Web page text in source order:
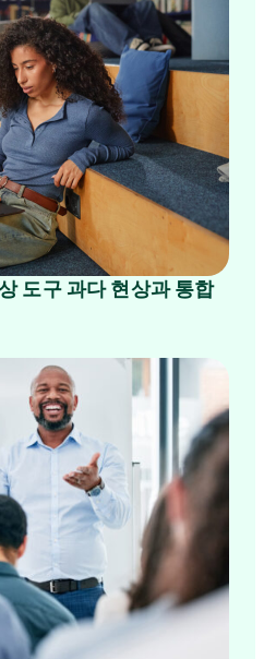
도구 과다 현상과 통합